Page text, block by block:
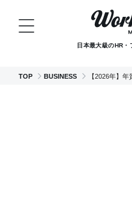
日本最大級のHR・
TOP BUSINESS 【2026年】